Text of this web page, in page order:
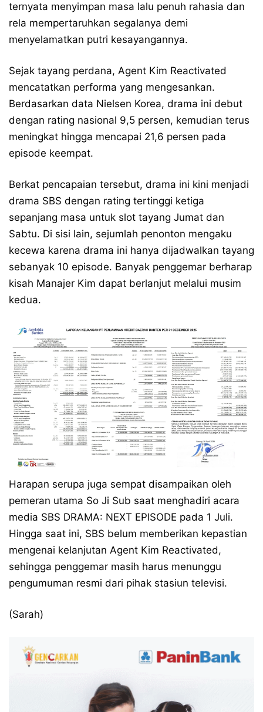
ternyata menyimpan masa lalu penuh rahasia dan
rela mempertaruhkan segalanya demi
menyelamatkan putri kesayangannya.
Sejak tayang perdana, Agent Kim Reactivated
mencatatkan performa yang mengesankan.
Berdasarkan data Nielsen Korea, drama ini debut
dengan rating nasional 9,5 persen, kemudian terus
meningkat hingga mencapai 21,6 persen pada
episode keempat.
Berkat pencapaian tersebut, drama ini kini menjadi
drama SBS dengan rating tertinggi ketiga
sepanjang masa untuk slot tayang Jumat dan
Sabtu. Di sisi lain, sejumlah penonton mengaku
kecewa karena drama ini hanya dijadwalkan tayang
sebanyak 10 episode. Banyak penggemar berharap
kisah Manajer Kim dapat berlanjut melalui musim
kedua.
Harapan serupa juga sempat disampaikan oleh
pemeran utama So Ji Sub saat menghadiri acara
media SBS DRAMA: NEXT EPISODE pada 1 Juli.
Hingga saat ini, SBS belum memberikan kepastian
mengenai kelanjutan Agent Kim Reactivated,
sehingga penggemar masih harus menunggu
pengumuman resmi dari pihak stasiun televisi.
(Sarah)